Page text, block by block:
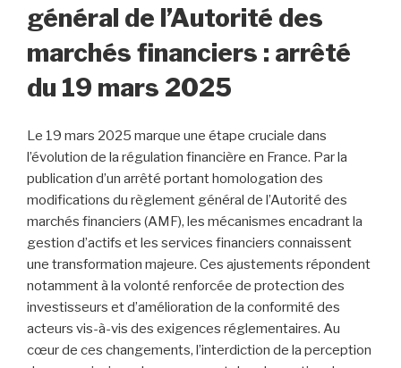
général de l’Autorité des
marchés financiers : arrêté
du 19 mars 2025
Le 19 mars 2025 marque une étape cruciale dans
l’évolution de la régulation financière en France. Par la
publication d’un arrêté portant homologation des
modifications du règlement général de l’Autorité des
marchés financiers (AMF), les mécanismes encadrant la
gestion d’actifs et les services financiers connaissent
une transformation majeure. Ces ajustements répondent
notamment à la volonté renforcée de protection des
investisseurs et d’amélioration de la conformité des
acteurs vis-à-vis des exigences réglementaires. Au
cœur de ces changements, l’interdiction de la perception